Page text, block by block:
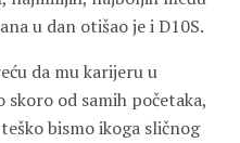
u dan otišao je i D10S.
da mu karijeru u
od samih početaka,
bismo ikoga sličnog